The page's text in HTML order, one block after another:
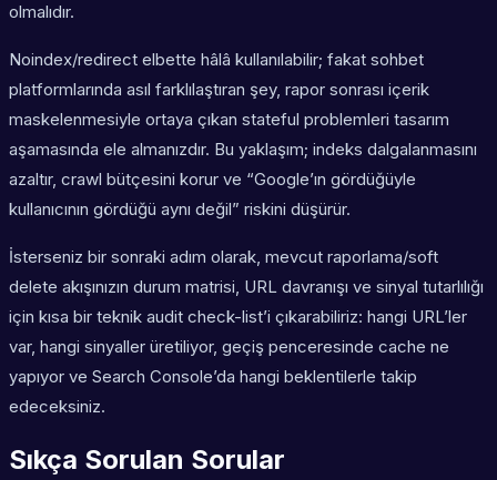
olmalıdır.
Noindex/redirect elbette hâlâ kullanılabilir; fakat sohbet
platformlarında asıl farklılaştıran şey, rapor sonrası içerik
maskelenmesiyle ortaya çıkan stateful problemleri tasarım
aşamasında ele almanızdır. Bu yaklaşım; indeks dalgalanmasını
azaltır, crawl bütçesini korur ve “Google’ın gördüğüyle
kullanıcının gördüğü aynı değil” riskini düşürür.
İsterseniz bir sonraki adım olarak, mevcut raporlama/soft
delete akışınızın durum matrisi, URL davranışı ve sinyal tutarlılığı
için kısa bir teknik audit check-list’i çıkarabiliriz: hangi URL’ler
var, hangi sinyaller üretiliyor, geçiş penceresinde cache ne
yapıyor ve Search Console’da hangi beklentilerle takip
edeceksiniz.
Sıkça Sorulan Sorular